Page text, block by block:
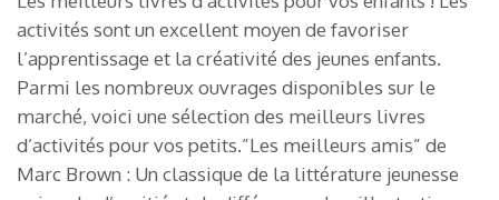
activités sont un excellent moyen de favoriser
l’apprentissage et la créativité des jeunes enfants.
Parmi les nombreux ouvrages disponibles sur le
marché, voici une sélection des meilleurs livres
d’activités pour vos petits.”Les meilleurs amis” de
Marc Brown : Un classique de la littérature jeunesse